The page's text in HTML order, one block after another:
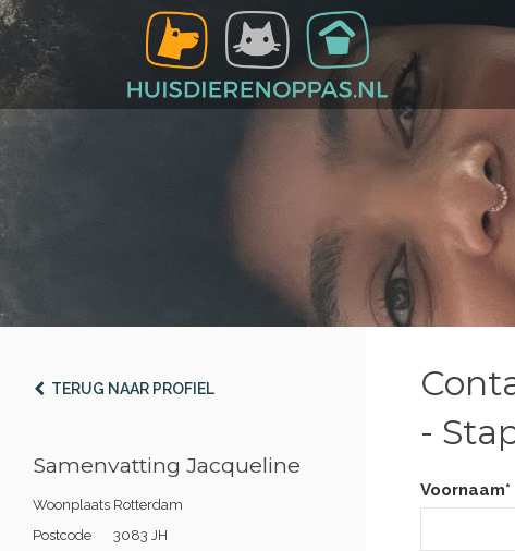
TERUG NAAR PROFIEL
Samenvatting Jacqueline
Woonplaats Rotterdam
Postcode
3083 JH
-
Voornaam*